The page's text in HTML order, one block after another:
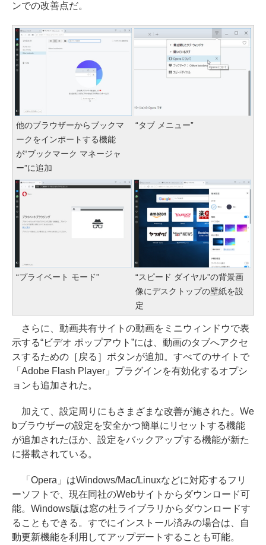
ンでの改善点だ。
他のブラウザーからブックマ
ークをインポートする機能
が“ブックマーク マネージャ
ー”に追加
“タブ メニュー”
“プライベート モード”
“スピード ダイヤル”の背景画
像にデスクトップの壁紙を設
定
さらに、動画共有サイトの動画をミニウィンドウで表
示する“ビデオ ポップアウト”には、動画のタブへアクセ
スするための［戻る］ボタンが追加。すべてのサイトで
「Adobe Flash Player」プラグインを有効化するオプシ
ョンも追加された。
加えて、設定周りにもさまざまな改善が施された。We
bブラウザーの設定を安全かつ簡単にリセットする機能
が追加されたほか、設定をバックアップする機能が新た
に搭載されている。
「Opera」はWindows/Mac/Linuxなどに対応するフリ
ーソフトで、現在同社のWebサイトからダウンロード可
能。Windows版は窓の杜ライブラリからダウンロードす
ることもできる。すでにインストール済みの場合は、自
動更新機能を利用してアップデートすることも可能。